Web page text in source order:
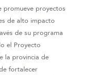
promueve proyectos
de alto impacto
de su programa
el Proyecto
la provincia de
fortalecer